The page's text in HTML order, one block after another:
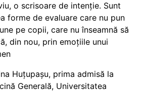
o scrisoare de intenție. Sunt
forme de evaluare care nu pun
pe copii, care nu înseamnă să
din nou, prin emoțiile unui
Huțupașu, prima admisă la
Generală, Universitatea